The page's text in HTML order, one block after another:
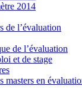
2014
de l’évaluation
de l’évaluation
et de stage
masters en